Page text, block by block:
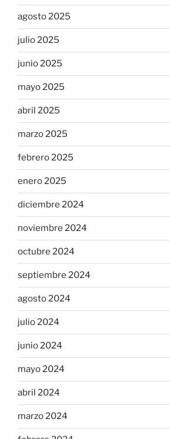
agosto 2025
julio 2025
junio 2025
mayo 2025
abril 2025
marzo 2025
febrero 2025
enero 2025
diciembre 2024
noviembre 2024
octubre 2024
septiembre 2024
agosto 2024
julio 2024
junio 2024
mayo 2024
abril 2024
marzo 2024